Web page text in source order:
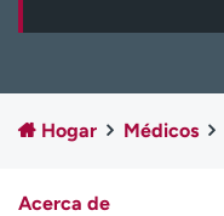
Atención a medios de
Hogar Médicos
Acerca de